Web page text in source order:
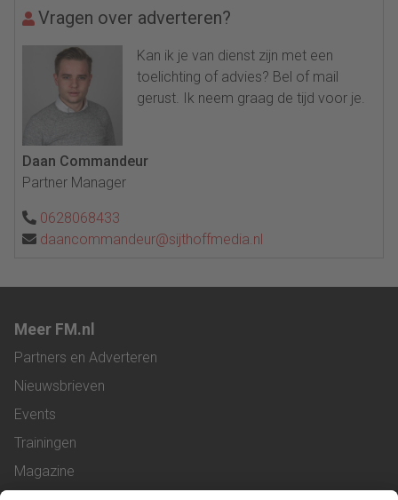
Vragen over adverteren?
Kan ik je van dienst zijn met een
toelichting of advies? Bel of mail
gerust. Ik neem graag de tijd voor je.
Daan Commandeur
Partner Manager
0628068433
daancommandeur@sijthoffmedia.nl
Meer FM.nl
Partners en Adverteren
Nieuwsbrieven
Events
Trainingen
Magazine